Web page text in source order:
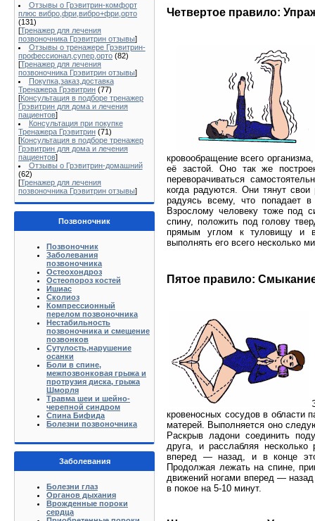
Отзывы о Грэвитрин-комфорт
плюс вибро,фри,вибро+фри,орто
(131)
[Тренажер для лечения
позвоночника Грэвитрин отзывы]
Отзывы о тренажере Грэвитрин-
профессионал,супер,орто (82)
[Тренажер для лечения
позвоночника Грэвитрин отзывы]
Покупка,заказ,доставка
Тренажера Грэвитрин (77)
[Консультация в подборе тренажер
Грэвитрин для дома и лечения
пациентов]
Консультация при покупке
Тренажера Грэвитрин (71)
[Консультация в подборе тренажер
Грэвитрин для дома и лечения
пациентов]
Отзывы о Грэвитрин-домашний
(62)
[Тренажер для лечения
позвоночника Грэвитрин отзывы]
Позвоночник
Позвоночник
Заболевания
позвоночника
Остеохондроз
Остеопороз костей
Ишиас
Сколиоз
Компрессионный
перелом позвоночника
Нестабильность
позвоночника и смещение
позвонков
Сутулость,нарушение
осанки
Боли в спине,
межпозвонковая грыжа и
протрузия диска, грыжа
Шморля
Травма шеи и шейно-
черепной синдром
Спина Бифида
Болезни позвоночника
Заболевания
Болезни глаз
Органов дыхания
Врожденные пороки
сердца
Четвертое правило:
кровообращение всего
её застой. Оно так же
переворачиваться
когда радуются. Они тянут
радуясь всему, что попадает
Взрослому человеку тоже под
спину, положить под голову
прямым углом к туловищу и
выполнять его всего несколько
Пятое правило:
кровеносных сосудов в области
матерей. Выполняется оно
Раскрыв ладони соединить
друга, и расслабляя
вперед — назад, и в конце
Продолжая лежать на спине,
движений ногами вперед —
в покое на 5-10 минут.